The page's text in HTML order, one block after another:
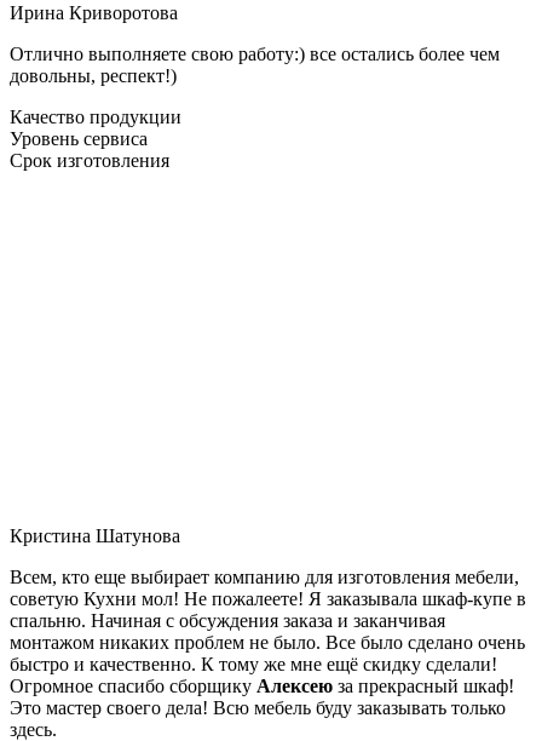
Ирина Криворотова
Отлично выполняете свою работу:) все остались более чем
довольны, респект!)
Качество продукции
Уровень сервиса
Срок изготовления
Кристина Шатунова
Всем, кто еще выбирает компанию для изготовления мебели,
советую Кухни мол! Не пожалеете! Я заказывала шкаф-купе в
спальню. Начиная с обсуждения заказа и заканчивая
монтажом никаких проблем не было. Все было сделано очень
быстро и качественно. К тому же мне ещё скидку сделали!
Огромное спасибо сборщику Алексею за прекрасный шкаф!
Это мастер своего дела! Всю мебель буду заказывать только
здесь.